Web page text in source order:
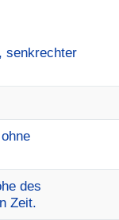
senkrechter
des
Zeit.